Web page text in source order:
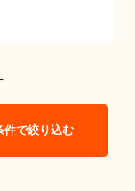
件で絞り込む